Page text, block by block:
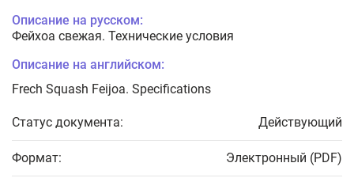
Описание на русском:
Фейхоа свежая. Технические условия
Описание на английском:
Frech Squash Feijoa. Specifications
Статус документа: Действующий
Формат: Электронный (PDF)